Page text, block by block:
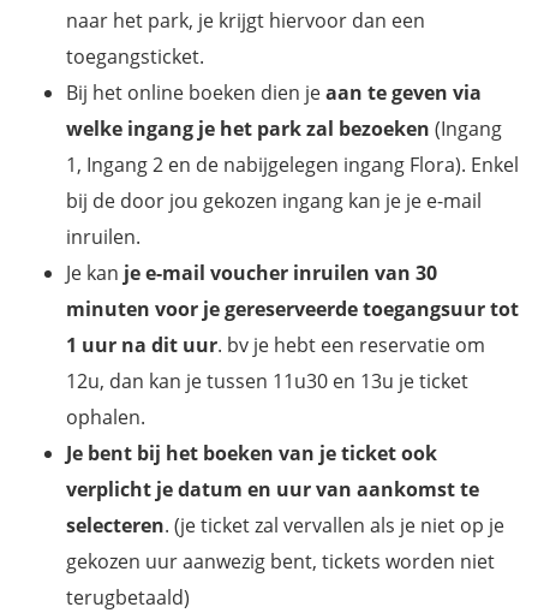
naar het park, je krijgt hiervoor dan een
toegangsticket.
Bij het online boeken dien jeaan te geven via
welke ingang je het park zal bezoeken (Ingang
1, Ingang 2 en de nabijgelegen ingang Flora). Enkel
bij de door jou gekozen ingang kan je je e-mail
inruilen.
Je kan je e-mail voucher inruilen van 30
minuten voor je gereserveerde toegangsuur tot
1 uur na dit uur. bv je hebt een reservatie om
12u, dan kan je tussen 11u30 en 13u je ticket
ophalen.
Je bent bij het boeken van je ticket ook
verplicht je datum en uur van aankomst te
selecteren. (je ticket zal vervallen als je niet op je
gekozen uur aanwezig bent, tickets worden niet
terugbetaald)